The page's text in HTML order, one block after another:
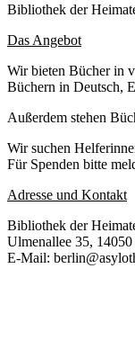
Bibliothek der
Das Angebot
Wir bieten Bücher in
Büchern in Deutsch,
Außerdem stehen
Wir suchen
Für Spenden bitte
Adresse und Kontakt
Bibliothek der
Ulmenallee 35,
E-Mail: